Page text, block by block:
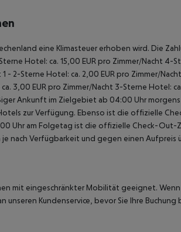
eine Klimasteuer erhoben wird. Die
Hotel: ca. 15,00 EUR pro Zimmer/Nacht 4-
1 - 2-Sterne Hotel: ca. 2,00 EUR pro Zimmer/Nacht
3,00 EUR pro Zimmer/Nacht 3-Sterne Hotel:
Ankunft im Zielgebiet ab 04:00 Uhr
zur Verfügung. Ebenso ist die offizielle
Uhr am Folgetag ist die offizielle Check-
nach Verfügbarkeit und gegen einen Aufpreis
mit eingeschränkter Mobilität geeignet.
unseren Kundenservice, bevor Sie Ihre